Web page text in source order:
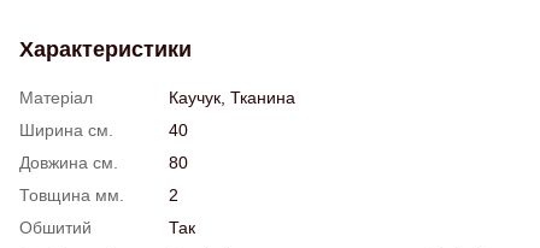
Характеристики
Матеріал
Каучук, Тканина
Ширина см.
40
Довжина см.
80
Товщина мм.
2
Обшитий
Так